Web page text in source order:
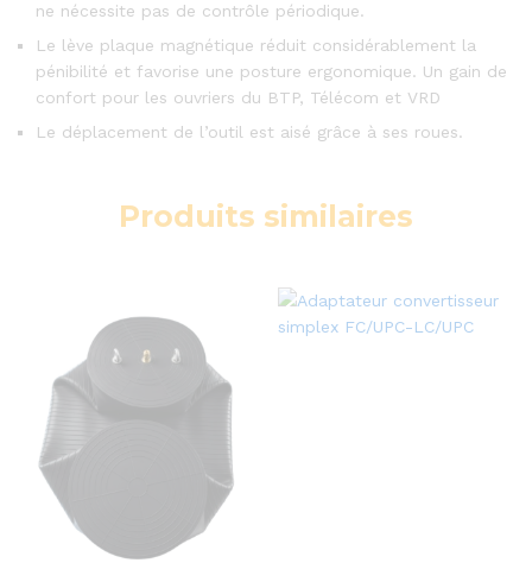
ne nécessite pas de contrôle périodique.
Le lève plaque magnétique réduit considérablement la
pénibilité et favorise une posture ergonomique. Un gain de
confort pour les ouvriers du BTP, Télécom et VRD
Le déplacement de l’outil est aisé grâce à ses roues.
Produits similaires